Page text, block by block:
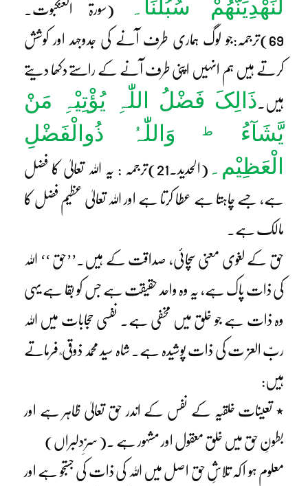
لَنَھْدِیَنَّھُمْ سُبُلَنَا۔
(سورۃ العنکبوت۔
69)ترجمہ:جو لوگ ہماری طرف آنے کی جدوجہد اور کوشش
کرتے ہیں ہم انہیں اپنی طرف آنے کے راستے دکھا دیتے
ہیں۔ ذَالِکَ فَضْلُ اللّٰہِ یُؤْتِیْہِ مَنْ
یَّشَآءُ
ط
وَاللّٰہُ ذُوالْفَضْلِ
الْعَظِیْم۔
(الحدید۔21)ترجمہ : یہ اللہ تعالیٰ کا فضل
ہے، جسے چاہتا ہے عطا کرتا ہے اور اللہ تعالیٰ عظیم فضل کا
مالک ہے۔
حق کے لغوی معنی سچائی، صداقت کے ہیں۔’’حق ‘‘ اللہ
کی ذات پاک ہے، یہ وہ واحد حقیقت ہے جس کو بقا ہے یہی
وہ ذات ہے جو خلق میں مخفی ہے۔ نفسی حجابات میں اللہ
ربّ العز ت کی ذات پوشیدہ ہے۔ شاہ سید محمد ذوقی ؒ فرماتے
ہیں:
٭ تعینات خلقیہ کے نفس کے اندر حق تعالیٰ ظاہر ہے اور
بطونِ حق میں خلق معقول اور مشہور ہے ۔( سرِّ دلبراں)
معلوم ہو ا کہ تلاشِ حق اصل میں اللہ کی ذات کی جستجو ہے اور